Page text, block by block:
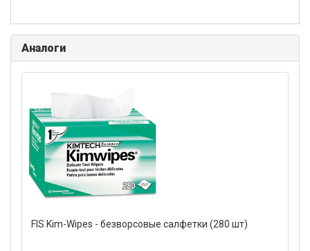
Аналоги
FIS Kim-Wipes - безворсовые салфетки (280 шт)